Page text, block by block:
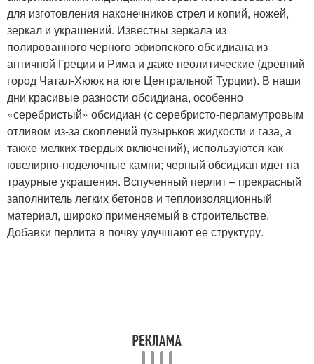
для изготовления наконечников стрел и копий, ножей,
зеркал и украшений. Известны зеркала из
полированного черного эфиопского обсидиана из
античной Греции и Рима и даже неолитические (древний
город Чатал-Хююк на юге Центральной Турции). В наши
дни красивые разности обсидиана, особенно
«серебристый» обсидиан (с серебристо-перламутровым
отливом из-за скоплений пузырьков жидкости и газа, а
также мелких твердых включений), используются как
ювелирно-поделочные камни; черный обсидиан идет на
траурные украшения. Вспученный перлит – прекрасный
заполнитель легких бетонов и теплоизоляционный
материал, широко применяемый в строительстве.
Добавки перлита в почву улучшают ее структуру.